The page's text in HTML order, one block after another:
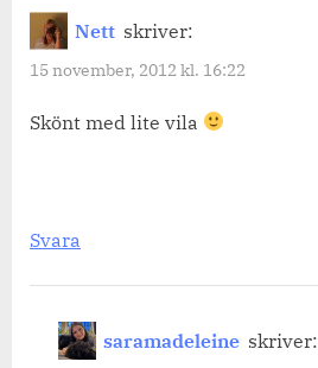
Nett skriver:
15 november, 2012 kl. 16:22
Skönt med lite vila
Svara
saramadeleine skriver: